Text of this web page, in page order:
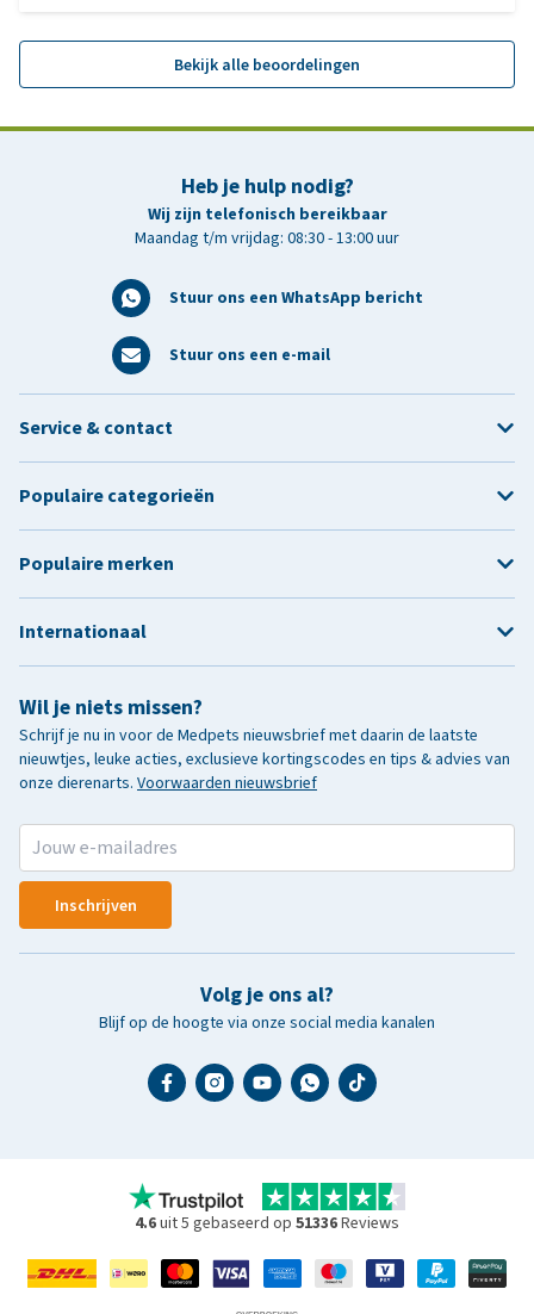
Bekijk alle beoordelingen
Heb je hulp nodig?
Wij zijn telefonisch bereikbaar
Maandag t/m vrijdag: 08:30 - 13:00 uur
Stuur ons een WhatsApp bericht
Stuur ons een e-mail
Wil je niets missen?
Schrijf je nu in voor de Medpets nieuwsbrief met daarin de laatste
nieuwtjes, leuke acties, exclusieve kortingscodes en tips & advies van
onze dierenarts. Voorwaarden nieuwsbrief
Inschrijven
Volg je ons al?
Blijf op de hoogte via onze social media kanalen
Service & contact
Populaire categorieën
Populaire merken
Internationaal
4.6uit 5 gebaseerd op 51336Reviews